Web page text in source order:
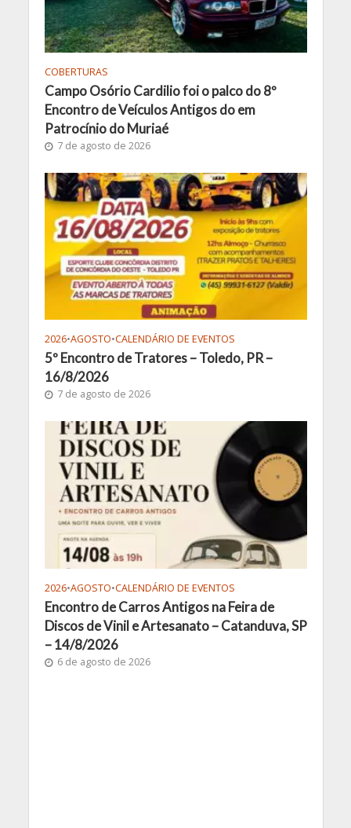
COBERTURAS
Campo Osório Cardilio foi o palco do 8º
Encontro de Veículos Antigos do em
Patrocínio do Muriaé
7 de agosto de 2026
2026•AGOSTO•CALENDÁRIO DE EVENTOS
5º Encontro de Tratores – Toledo, PR –
16/8/2026
7 de agosto de 2026
2026•AGOSTO•CALENDÁRIO DE EVENTOS
Encontro de Carros Antigos na Feira de
Discos de Vinil e Artesanato – Catanduva, SP
– 14/8/2026
6 de agosto de 2026